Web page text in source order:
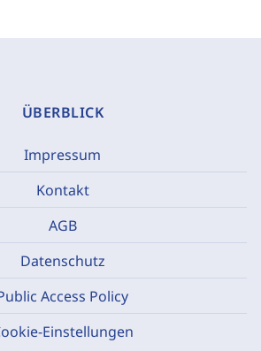
ÜBERBLICK
Impressum
Kontakt
AGB
Datenschutz
Access Policy
Einstellungen